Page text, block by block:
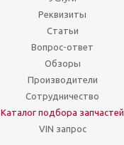
Реквизиты
Статьи
Вопрос-ответ
Обзоры
Производители
Сотрудничество
Каталог подбора запчастей
VIN запрос